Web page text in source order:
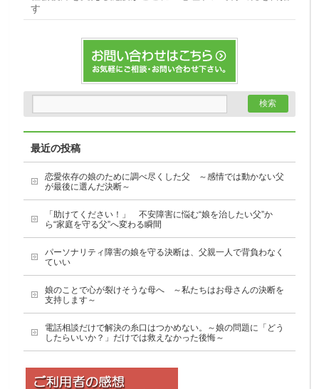
す
最近の投稿
恋愛依存の娘のために調べ尽くした父 ～感情では動かない父
が最後に選んだ決断～
「助けてください！」 不安障害に悩む“娘を治したい父”か
ら“家庭を守る父”へ変わる瞬間
パーソナリティ障害の娘を守る決断は、父親一人で背負わなく
ていい
娘のことで心が裂けそうな母へ ～私たちはお母さんの決断を
支持します～
電話相談だけで解決の糸口はつかめない。～娘の問題に「どう
したらいいか？」だけでは救えなかった後悔～